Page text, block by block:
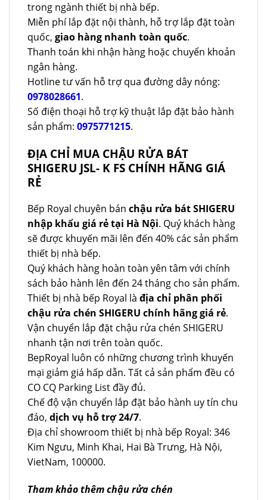
trong ngành thiết bị nhà bếp.
Miễn phí lắp đặt nội thành, hỗ trợ lắp đặt toàn
quốc, giao hàng nhanh toàn quốc.
Thanh toán khi nhận hàng hoặc chuyển khoản
ngân hàng.
Hotline tư vấn hỗ trợ qua đường dây nóng:
0978028661.
Số điện thoại hỗ trợ kỹ thuật lắp đặt bảo hành
sản phẩm: 0975771215.
ĐỊA CHỈ MUA CHẬU RỬA BÁT
SHIGERU JSL- K FS CHÍNH HÃNG GIÁ
RẺ
Bếp Royal chuyên bán chậu rửa bát SHIGERU
nhập khẩu giá rẻ tại Hà Nội. Quý khách hàng
sẽ được khuyến mãi lên đến 40% các sản phẩm
thiết bị nhà bếp.
Quý khách hàng hoàn toàn yên tâm với chính
sách bảo hành lên đến 24 tháng cho sản phẩm.
Thiết bị nhà bếp Royal là địa chỉ phân phối
chậu rửa chén SHIGERU chính hãng giá rẻ.
Vận chuyển lắp đặt chậu rửa chén SHIGERU
nhanh tận nơi trên toàn quốc.
BepRoyal luôn có những chương trình khuyến
mại giảm giá hấp dẫn. Tất cả sản phẩm đều có
CO CQ Parking List đầy đủ.
Chế độ vận chuyển lắp đặt bảo hành uy tín chu
đáo, dịch vụ hỗ trợ 24/7.
Địa chỉ showroom thiết bị nhà bếp Royal: 346
Kim Ngưu, Minh Khai, Hai Bà Trưng, Hà Nội,
VietNam, 100000.
Tham khảo thêm chậu rửa chén